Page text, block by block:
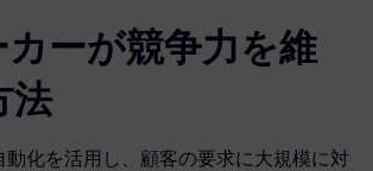
カーが競争力を維
法
動化を活用し、顧客の要求に大規模に対